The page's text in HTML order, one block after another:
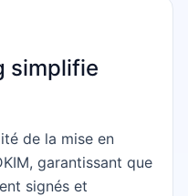
simplifie
de la mise en
garantissant que
signés et